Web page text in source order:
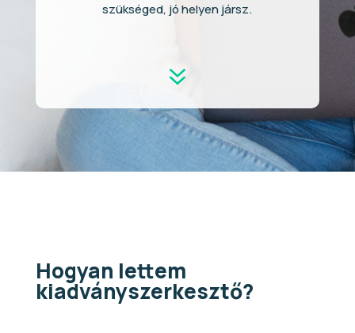
szükséged, jó helyen jársz.
7
Hogyan lettem
kiadványszerkesztő?